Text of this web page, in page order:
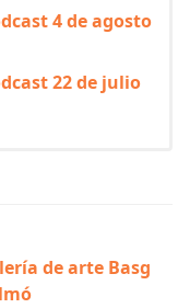
4 de agosto
22 de julio
de arte Basg